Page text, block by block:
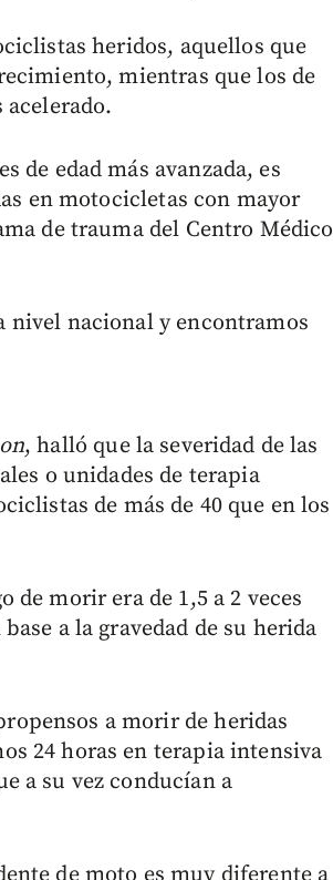
heridos, aquellos que
mientras que los de
acelerado.
de edad más avanzada, es
en motocicletas con mayor
de trauma del Centro Médico
nivel nacional y encontramos
, halló que la severidad de las
o unidades de terapia
de más de 40 que en los
de morir era de 1,5 a 2 veces
a la gravedad de su herida
a morir de heridas
24 horas en terapia intensiva
a su vez conducían a